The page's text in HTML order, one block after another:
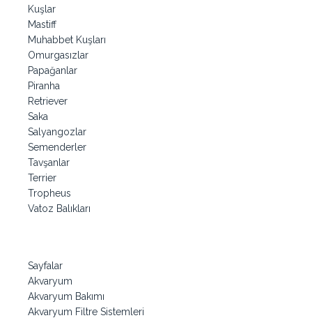
Kuşlar
Mastiff
Muhabbet Kuşları
Omurgasızlar
Papağanlar
Piranha
Retriever
Saka
Salyangozlar
Semenderler
Tavşanlar
Terrier
Tropheus
Vatoz Balıkları
Sayfalar
Akvaryum
Akvaryum Bakımı
Akvaryum Filtre Sistemleri